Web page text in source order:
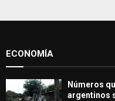
o
ECONOMÍA
Números
argentinos